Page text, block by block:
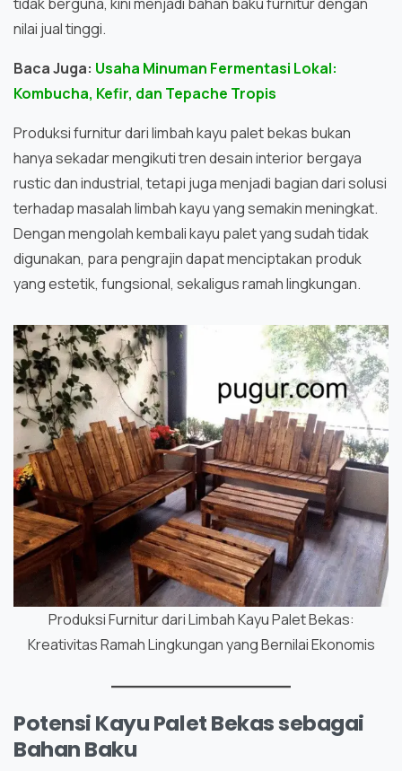
nilai jual tinggi.
Baca Juga: Usaha Minuman Fermentasi Lokal:
Kombucha, Kefir, dan Tepache Tropis
Produksi furnitur dari limbah kayu palet bekas bukan
hanya sekadar mengikuti tren desain interior bergaya
rustic dan industrial, tetapi juga menjadi bagian dari solusi
terhadap masalah limbah kayu yang semakin meningkat.
Dengan mengolah kembali kayu palet yang sudah tidak
digunakan, para pengrajin dapat menciptakan produk
yang estetik, fungsional, sekaligus ramah lingkungan.
Produksi Furnitur dari Limbah Kayu Palet Bekas:
Kreativitas Ramah Lingkungan yang Bernilai Ekonomis
Potensi Kayu Palet Bekas sebagai
Bahan Baku